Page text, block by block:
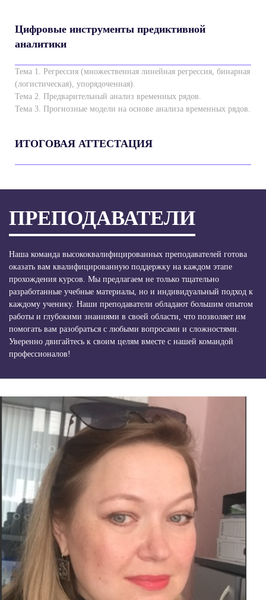
Цифровые инструменты предиктивной
аналитики
Тема 1. Регрессия (множественная линейная регрессия, бинарная
(логистическая), упорядоченная).
Тема 2. Предварительный анализ временных рядов.
Тема 3. Прогнозные модели на основе анализа временных рядов.
ИТОГОВАЯ АТТЕСТАЦИЯ
ПРЕПОДАВАТЕЛИ
Наша команда высококвалифицированных преподавателей готова
оказать вам квалифицированную поддержку на каждом этапе
прохождения курсов. Мы предлагаем не только тщательно
разработанные учебные материалы, но и индивидуальный подход к
каждому ученику. Наши преподаватели обладают большим опытом
работы и глубокими знаниями в своей области, что позволяет им
помогать вам разобраться с любыми вопросами и сложностями.
Уверенно двигайтесь к своим целям вместе с нашей командой
профессионалов!